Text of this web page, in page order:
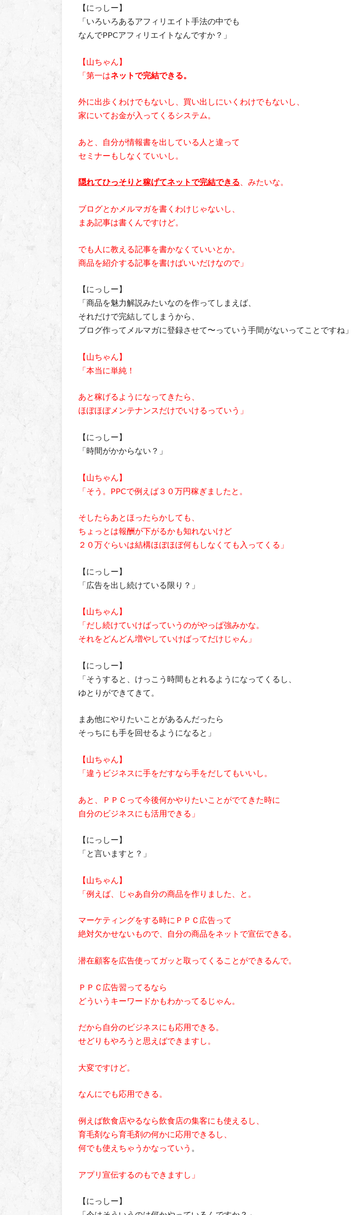
【にっしー】
「いろいろあるアフィリエイト手法の中でも
なんでPPCアフィリエイトなんですか？」
【山ちゃん】
「第一はネットで完結できる。
外に出歩くわけでもないし、買い出しにいくわけでもないし、
家にいてお金が入ってくるシステム。
あと、自分が情報書を出している人と違って
セミナーもしなくていいし。
隠れてひっそりと稼げてネットで完結できる 、みたいな。
ブログとかメルマガを書くわけじゃないし、
まあ記事は書くんですけど。
でも人に教える記事を書かなくていいとか。
商品を紹介する記事を書けばいいだけなので」
【にっしー】
「商品を魅力解説みたいなのを作ってしまえば、
それだけで完結してしまうから、
ブログ作ってメルマガに登録させて〜っていう手間がないってことですね」
【山ちゃん】
「本当に単純！
あと稼げるようになってきたら、
ほぼほぼメンテナンスだけでいけるっていう」
【にっしー】
「時間がかからない？」
【山ちゃん】
「そう。PPCで例えば３０万円稼ぎましたと。
そしたらあとほったらかしても、
ちょっとは報酬が下がるかも知れないけど
２０万ぐらいは結構ほぼほぼ何もしなくても入ってくる」
【にっしー】
「広告を出し続けている限り？」
【山ちゃん】
「だし続けていけばっていうのがやっぱ強みかな。
それをどんどん増やしていけばってだけじゃん」
【にっしー】
「そうすると、けっこう時間もとれるようになってくるし、
ゆとりができてきて。
まあ他にやりたいことがあるんだったら
そっちにも手を回せるようになると」
【山ちゃん】
「違うビジネスに手をだすなら手をだしてもいいし。
あと、ＰＰＣって今後何かやりたいことがでてきた時に
自分のビジネスにも活用できる」
【にっしー】
「と言いますと？」
【山ちゃん】
「例えば、じゃあ自分の商品を作りました、と。
マーケティングをする時にＰＰＣ広告って
絶対欠かせないもので、自分の商品をネットで宣伝できる。
潜在顧客を広告使ってガッと取ってくることができるんで。
ＰＰＣ広告習ってるなら
どういうキーワードかもわかってるじゃん。
だから自分のビジネスにも応用できる。
せどりもやろうと思えばできますし。
大変ですけど。
なんにでも応用できる。
例えば飲食店やるなら飲食店の集客にも使えるし、
育毛剤なら育毛剤の何かに応用できるし、
何でも使えちゃうかなっていう 。
アプリ宣伝するのもできますし」
【にっしー】